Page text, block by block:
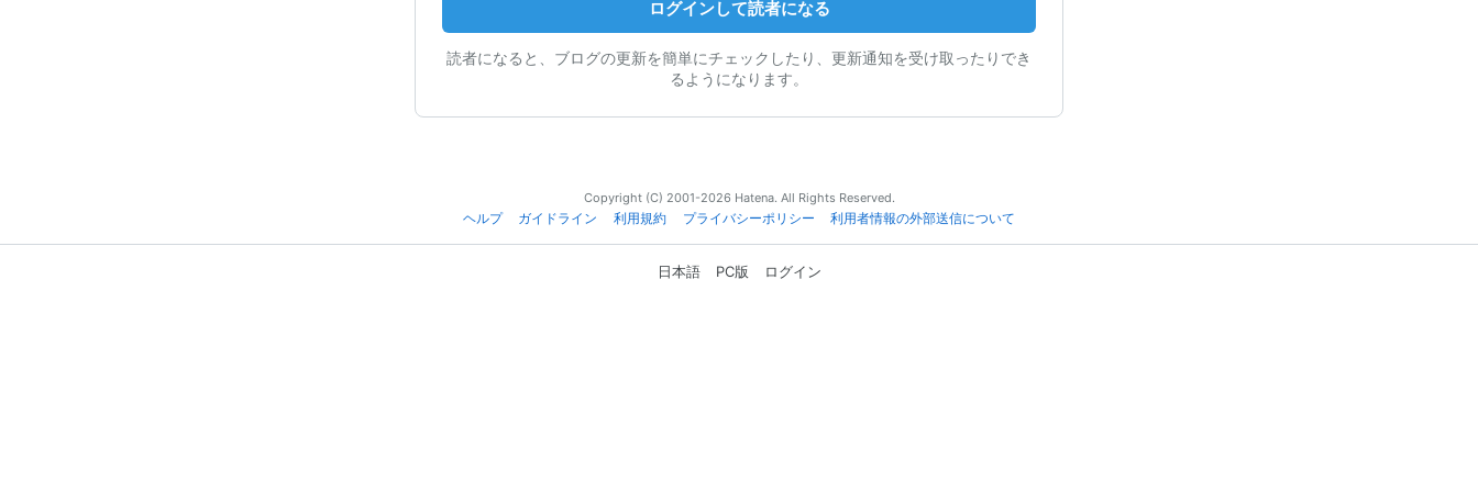
ログインして読者になる
読者になると、ブログの更新を簡単にチェックしたり、更新通知を受け取ったりでき
るようになります。
Copyright (C) 2001-2026 Hatena. All Rights Reserved.
ヘルプ
ガイドライン 利用規約 プライバシーポリシー 利用者情報の外部送信について
日本語 PC版 ログイン